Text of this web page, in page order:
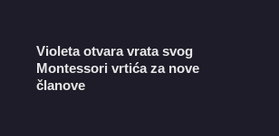
Violeta otvara vrata svog
Montessori vrtića za nove
članove